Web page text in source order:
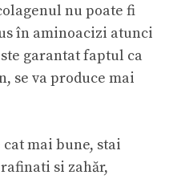
nu poate fi
în aminoacizi atunci
garantat faptul ca
se va produce mai
mai bune, stai
si zahăr,